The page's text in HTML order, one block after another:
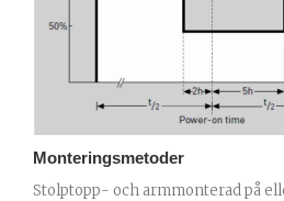
Monteringsmetoder
Stolptopp- och armmonterad på